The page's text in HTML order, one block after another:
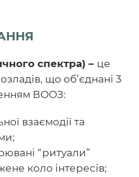
спектра) – це
що об’єднані 3
ВООЗ:
взаємодії та
“ритуали”
коло інтересів;